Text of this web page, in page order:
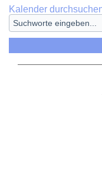
Häufige
Kalender